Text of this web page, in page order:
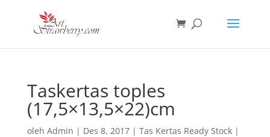
Taskertas toples
(17,5×13,5×22)cm
oleh Admin | Des 8, 2017| Tas Kertas Ready Stock|